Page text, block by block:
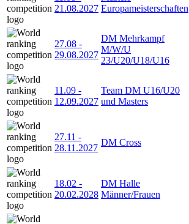
21.08.2027 Europameisterschaften
27.08 -
29.08.2027
DM Mehrkampf
M/W/U
23/U20/U18/U16
11.09 -
12.09.2027
Team DM U16/U20
und Masters
27.11 -
28.11.2027
DM Cross
18.02 -
20.02.2028
DM Halle
Männer/Frauen